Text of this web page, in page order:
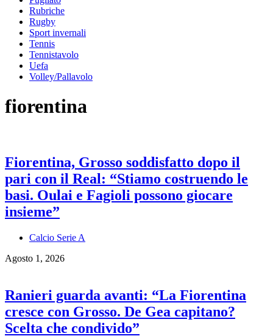
Rubriche
Rugby
Sport invernali
Tennis
Tennistavolo
Uefa
Volley/Pallavolo
fiorentina
Fiorentina, Grosso soddisfatto dopo il
pari con il Real: “Stiamo costruendo le
basi. Oulai e Fagioli possono giocare
insieme”
Calcio Serie A
Agosto 1, 2026
Ranieri guarda avanti: “La Fiorentina
cresce con Grosso. De Gea capitano?
Scelta che condivido”